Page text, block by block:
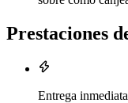
Prestaciones
Entrega inmediata